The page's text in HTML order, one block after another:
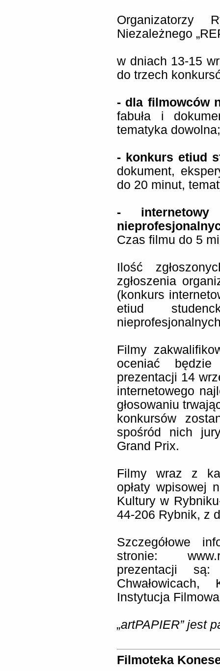
Organizatorzy
Niezależnego
w dniach 13-15
do trzech
- dla filmowców
fabuła i
tematyka dowolna;
- konkurs etiud
dokument,
do 20 minut,
-
Czas filmu do 5
Ilość
zgłoszenia
(konkurs
etiud
Filmy
oceniać
prezentacji 14
internetowego
głosowaniu
konkursów
spośród nich
Grand Prix.
Filmy wraz z
opłaty wpisowej
Kultury w
44-206 Rybnik, z
Szczegółowe
stronie:
prezentacji
Instytucja
„artPAPIER” jest
Filmoteka